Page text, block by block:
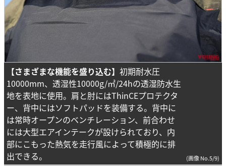
【さまざまな機能を盛り込む】 初期耐水圧
10000mm、透湿性10000g/㎡/24hの透湿防水生
地を表地に使用。肩と肘にはThinCEプロテクタ
ー、背中にはソフトパッドを装備する。背中に
は常時オープンのベンチレーション、前合わせ
には大型エアインテークが設けられており、内
部にこもった熱気を走行風によって積極的に排
出できる。
(画像 No.5/9)